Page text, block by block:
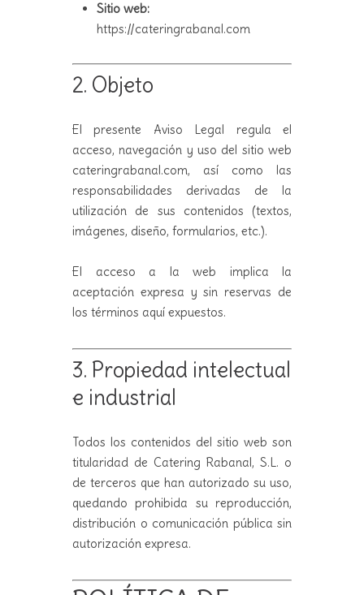
Sitio web:
https://cateringrabanal.com
2. Objeto
El presente Aviso Legal regula el
acceso, navegación y uso del sitio web
cateringrabanal.com, así como las
responsabilidades derivadas de la
utilización de sus contenidos (textos,
imágenes, diseño, formularios, etc.).
El acceso a la web implica la
aceptación expresa y sin reservas de
los términos aquí expuestos.
3. Propiedad intelectual
e industrial
Todos los contenidos del sitio web son
titularidad de Catering Rabanal, S.L. o
de terceros que han autorizado su uso,
quedando prohibida su reproducción,
distribución o comunicación pública sin
autorización expresa.